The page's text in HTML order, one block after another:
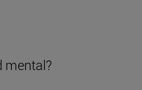
mental?